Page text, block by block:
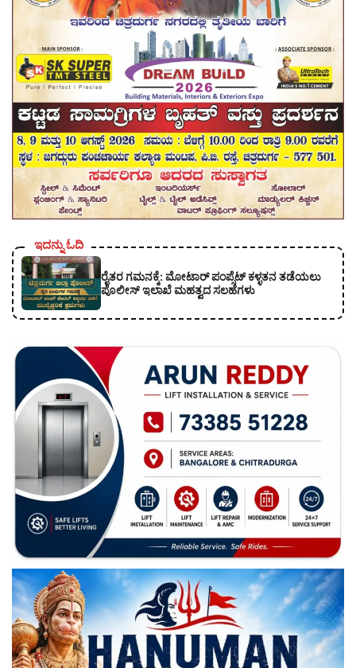
ಇದನ್ನು ಓದಿ
ರೈತರ ಗಮನಕ್ಕೆ: ಮೋಟಾರ್ ಪಂಪ್ಸೆಟ್ ಕಳ್ಳತನ ತಡೆಯಲು
ಪೊಲೀಸ್ ಇಲಾಖೆ ಮಹತ್ವದ ಸಲಹೆಗಳು